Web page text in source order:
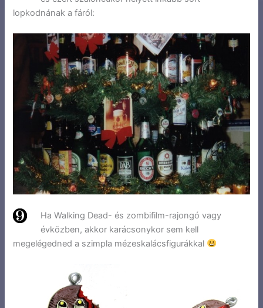
lopkodnának a fáról:
Ha Walking Dead- és zombifilm-rajongó vagy
évközben, akkor karácsonykor sem kell
megelégedned a szimpla mézeskalácsfigurákkal